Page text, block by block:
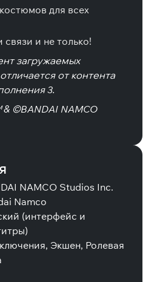
для всех
и не только!
загружаемых
от контента
3.
& ©BANDAI NAMCO
NAMCO Studios Inc.
Namco
(интерфейс и
Экшен, Ролевая